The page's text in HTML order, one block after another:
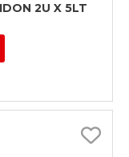
2U X 5LT